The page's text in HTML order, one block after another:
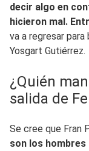
decir algo en
hicieron mal.
va a regresar
Yosgart Gutiérrez.
¿Quién
salida de
Se cree que Fran
son los hombres